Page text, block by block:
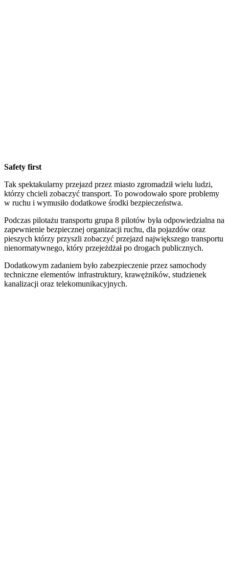
Safety first
Tak spektakularny przejazd przez miasto zgromadził wielu ludzi,
którzy chcieli zobaczyć transport. To powodowało spore problemy
w ruchu i wymusiło dodatkowe środki bezpieczeństwa.
Podczas pilotażu transportu grupa 8 pilotów była odpowiedzialna na
zapewnienie bezpiecznej organizacji ruchu, dla pojazdów oraz
pieszych którzy przyszli zobaczyć przejazd największego transportu
nienormatywnego, który przejeżdżał po drogach publicznych.
Dodatkowym zadaniem było zabezpieczenie przez samochody
techniczne elementów infrastruktury, krawężników, studzienek
kanalizacji oraz telekomunikacyjnych.